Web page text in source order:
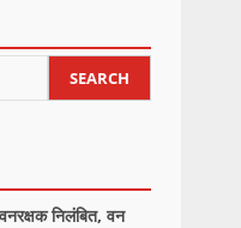
SEARCH
निलंबित, वन